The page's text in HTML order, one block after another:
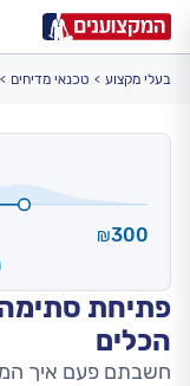
פתיחת
הכלים
חשבתם פעם איך
₪300
בעלי מקצוע טכנאי מדיחים